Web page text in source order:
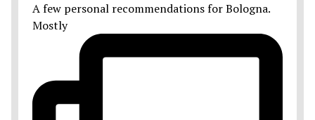
A few personal recommendations for Bologna.
Mostly